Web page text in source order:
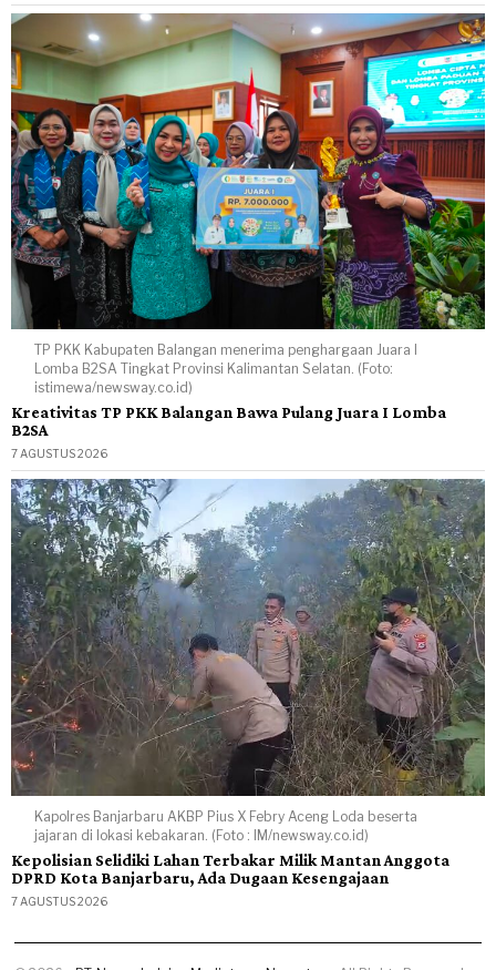
TP PKK Kabupaten Balangan menerima penghargaan Juara I
Lomba B2SA Tingkat Provinsi Kalimantan Selatan. (Foto:
istimewa/newsway.co.id)
Kreativitas TP PKK Balangan Bawa Pulang Juara I Lomba
B2SA
7 AGUSTUS 2026
Kapolres Banjarbaru AKBP Pius X Febry Aceng Loda beserta
jajaran di lokasi kebakaran. (Foto : IM/newsway.co.id)
Kepolisian Selidiki Lahan Terbakar Milik Mantan Anggota
DPRD Kota Banjarbaru, Ada Dugaan Kesengajaan
7 AGUSTUS 2026